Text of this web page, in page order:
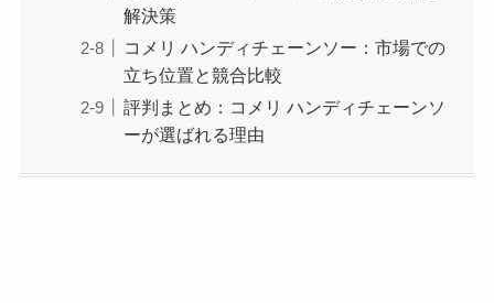
解決策
コメリ ハンディチェーンソー：市場での
立ち位置と競合比較
評判まとめ：コメリ ハンディチェーンソ
ーが選ばれる理由